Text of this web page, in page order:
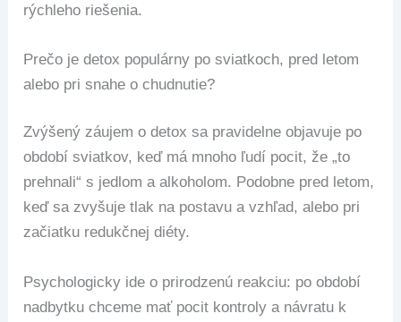
rýchleho riešenia.
Prečo je detox populárny po sviatkoch, pred letom
alebo pri snahe o chudnutie?
Zvýšený záujem o detox sa pravidelne objavuje po
období sviatkov, keď má mnoho ľudí pocit, že „to
prehnali“ s jedlom a alkoholom. Podobne pred letom,
keď sa zvyšuje tlak na postavu a vzhľad, alebo pri
začiatku redukčnej diéty.
Psychologicky ide o prirodzenú reakciu: po období
nadbytku chceme mať pocit kontroly a návratu k